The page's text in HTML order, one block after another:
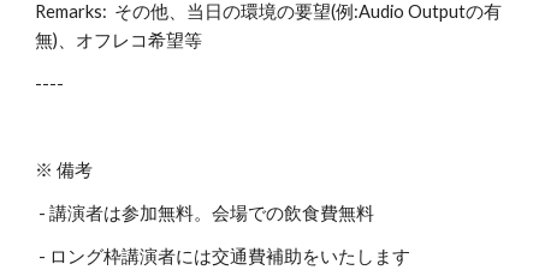
Remarks:  その他、当日の環境の要望(例:Audio Outputの有
無)、オフレコ希望等
----
※ 備考
- 講演者は参加無料。会場での飲食費無料
- ロング枠講演者には交通費補助をいたします